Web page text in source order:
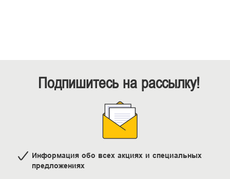
Подпишитесь на рассылку!
Информация обо всех акциях и специальных
предложениях